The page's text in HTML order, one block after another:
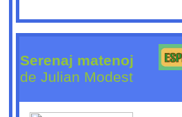
Serenaj matenoj
de Julian Modest